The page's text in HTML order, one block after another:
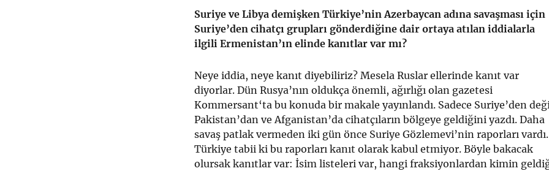
Suriye ve Libya demişken Türkiye’nin Azerbaycan adına savaşması için
Suriye’den cihatçı grupları gönderdiğine dair ortaya atılan iddialarla
ilgili Ermenistan’ın elinde kanıtlar var mı?
Neye iddia, neye kanıt diyebiliriz? Mesela Ruslar ellerinde kanıt var
diyorlar. Dün Rusya’nın oldukça önemli, ağırlığı olan gazetesi
Kommersant‘ta bu konuda bir makale yayınlandı. Sadece Suriye’den
Pakistan’dan ve Afganistan’da cihatçıların bölgeye geldiğini yazdı. Daha
savaş patlak vermeden iki gün önce Suriye Gözlemevi’nin raporları vardı.
Türkiye tabii ki bu raporları kanıt olarak kabul etmiyor. Böyle bakacak
olursak kanıtlar var: İsim listeleri var, hangi fraksiyonlardan kimin